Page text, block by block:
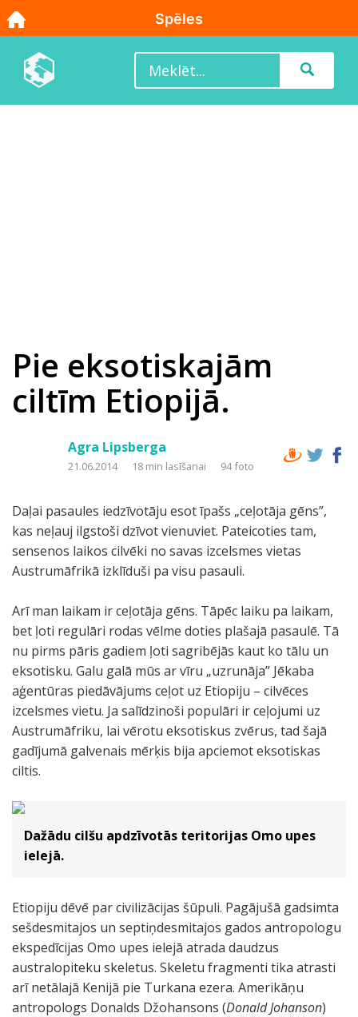
Pie eksotiskajām
ciltīm Etiopijā.
Agra Lipsberga
21.06.2014 18 min lasīšanai 94 foto
Daļai pasaules iedzīvotāju esot īpašs „ceļotāja gēns”,
kas neļauj ilgstoši dzīvot vienuviet. Pateicoties tam,
sensenos laikos cilvēki no savas izcelsmes vietas
Austrumāfrikā izklīduši pa visu pasauli.
Arī man laikam ir ceļotāja gēns. Tāpēc laiku pa laikam,
bet ļoti regulāri rodas vēlme doties plašajā pasaulē. Tā
nu pirms pāris gadiem ļoti sagribējās kaut ko tālu un
eksotisku. Galu galā mūs ar vīru „uzrunāja” Jēkaba
aģentūras piedāvājums ceļot uz Etiopiju – cilvēces
izcelsmes vietu. Ja salīdzinoši populāri ir ceļojumi uz
Austrumāfriku, lai vērotu eksotiskus zvērus, tad šajā
gadījumā galvenais mērķis bija apciemot eksotiskas
ciltis.
Dažādu cilšu apdzīvotās teritorijas Omo upes
ielejā.
Etiopiju dēvē par civilizācijas šūpuli. Pagājušā gadsimta
sešdesmitajos un septiņdesmitajos gados antropologu
ekspedīcijas Omo upes ielejā atrada daudzus
australopiteku skeletus. Skeletu fragmenti tika atrasti
arī netālajā Kenijā pie Turkana ezera. Amerikāņu
antropologs Donalds Džohansons (Donald Johanson)